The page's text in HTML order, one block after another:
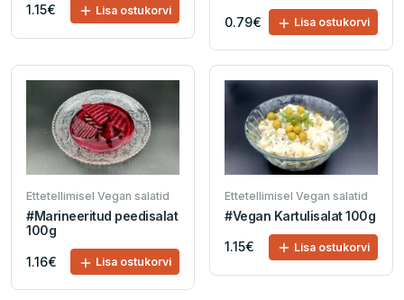
1.15€ Lisa ostukorvi
0.79€ Lisa ostukorvi
Ettetellimisel Vegan salatid
#Marineeritud peedisalat
100g
1.16€ Lisa ostukorvi
Ettetellimisel Vegan salatid
#Vegan Kartulisalat 100g
1.15€ Lisa ostukorvi